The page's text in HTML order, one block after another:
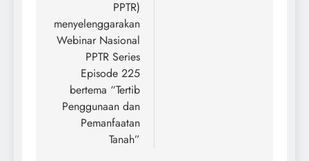
PPTR)
menyelenggarakan
Webinar Nasional
PPTR Series
Episode 225
bertema “Tertib
Penggunaan dan
Pemanfaatan
Tanah”